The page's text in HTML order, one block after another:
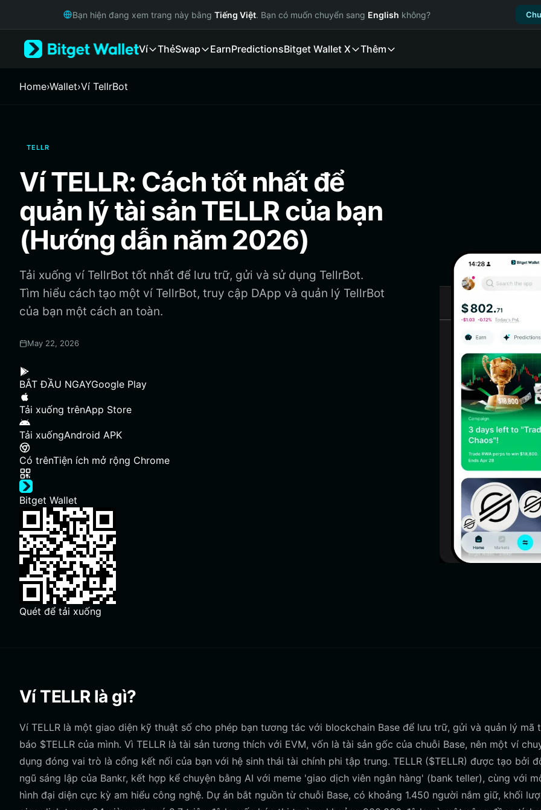
Русский
Italiano
繁體中文
Bahasa Indonesia
ภาษาไทย
Español
Português (Brasil)
Español (Argentina)
Bạn hiện đang xem trang này bằng Tiếng Việt. Bạn có muốn chuyển sang English không?
Ví ThẻSwap EarnPredictionsBitget Wallet X Thêm
Home›Wallet›‌Ví TellrBot
TELLR
Ví TELLR: Cách tốt nhất để
quản lý tài sản TELLR của bạn
(Hướng dẫn năm 2026)
Tải xuống ví TellrBot tốt nhất để lưu trữ, gửi và sử dụng TellrBot.
Tìm hiểu cách tạo một ví TellrBot, truy cập DApp và quản lý TellrBot
của bạn một cách an toàn.
May 22, 2026
BẮT ĐẦU NGAYGoogle Play
Tải xuống trênApp Store
Tải xuốngAndroid APK
Có trênTiện ích mở rộng Chrome
Bitget Wallet
Quét để tải xuống
Ví TELLR là gì?
Ví TELLR là một giao diện kỹ thuật số cho phép bạn tương tác với blockchain Base để lưu trữ, gửi và quản lý mã
báo $TELLR của mình. Vì TELLR là tài sản tương thích với EVM, vốn là tài sản gốc của chuỗi Base, nên một ví
dụng đóng vai trò là cổng kết nối của bạn với hệ sinh thái tài chính phi tập trung. TELLR ($TELLR) được tạo bởi
ngũ sáng lập của Bankr, kết hợp kể chuyện bằng AI với meme 'giao dịch viên ngân hàng' (bank teller), cùng với
hình đại diện cực kỳ am hiểu công nghệ. Dự án bắt nguồn từ chuỗi Base, có khoảng 1.450 người nắm giữ, khối